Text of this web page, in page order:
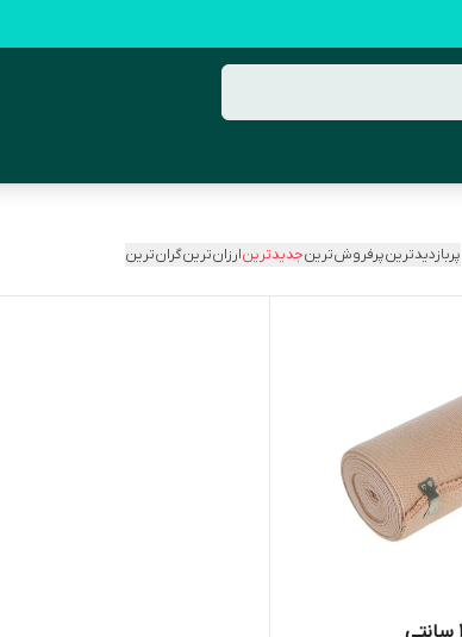
پربازدیدترینپرفروش‌ترینجدیدترینارزان‌ترینگران‌ترین